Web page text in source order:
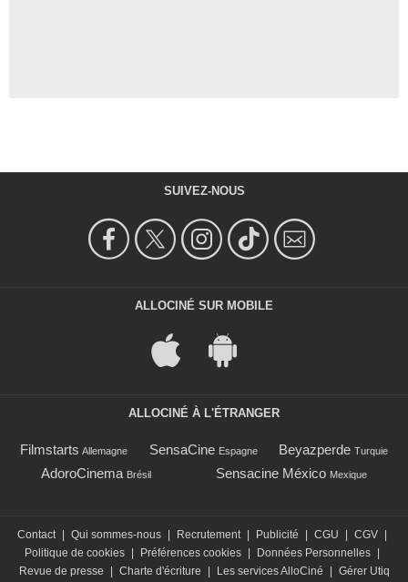
SUIVEZ-NOUS
ALLOCINÉ SUR MOBILE
ALLOCINÉ À L'ÉTRANGER
Filmstarts Allemagne SensaCine Espagne Beyazperde Turquie
AdoroCinema Brésil Sensacine México Mexique
Contact | Qui sommes-nous | Recrutement | Publicité | CGU | CGV |
Politique de cookies | Préférences cookies | Données Personnelles |
Revue de presse
| Charte d'écriture | Les services AlloCiné | Gérer Utiq